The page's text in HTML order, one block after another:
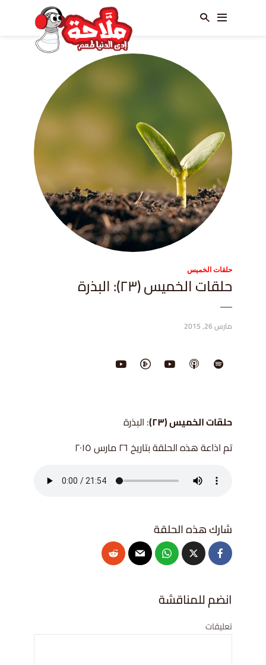
حلقات الخميس
حلقات الخميس (٢٣): البذرة
مارس 26, 2015
حلقات الخميس (٢٣)
: البذرة
تم اذاعة هذه الحلقة بتاريخ ٢٦ مارس ٢٠١٥
انضم للمناقشة
تعليقات